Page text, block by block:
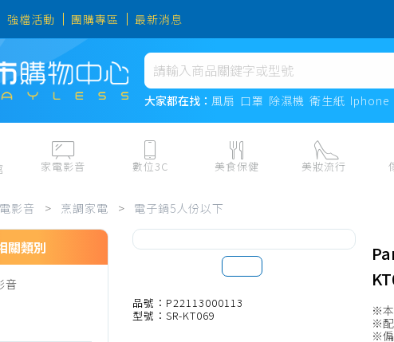
強檔活動 團購專區 最新消息
大家都在找： 風扇 口罩 除濕機 衛生紙 Iphone
熱門搜尋
風扇
口罩
衛生紙
Iphone 17
家電影音
電冰箱、冷凍櫃
數位3C
筆電、桌機
美食保健
紙本票券
水、飲料、沖泡
民生食材、烹飪調味
熟食、小吃、滷味
美妝流行
寢具
傢飾百
居家
影音 > 烹調家電 > 電子鍋5人份以下
關類別
音
品號：P22113000113
型號：SR-KT069
※本
※配
※偏